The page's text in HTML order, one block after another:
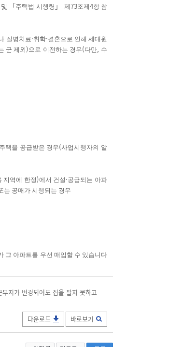
「주택법 시행령 」 제73조제4항 참
질병치료·취학·결혼으로 인해 세대원
군 제외)으로 이전하는 경우(다만, 수
택을 공급받은 경우(사업시행자의 알
지역에 한정)에서 건설 ·공급되는 아파
는 공매가 시행되는 경우
그 아파트를 우선 매입할 수 있습니다
지가 변경되어도 집을 팔지 못하고
다운로드
바로보기